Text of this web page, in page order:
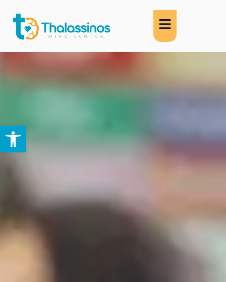
Abrir barra de herramientas